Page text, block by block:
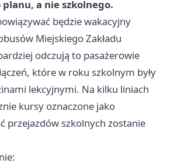
a nie szkolnego.
będzie wakacyjny
Miejskiego Zakładu
odczują to pasażerowie
które w roku szkolnym były
lekcyjnymi. Na kilku liniach
kursy oznaczone jako
przejazdów szkolnych zostanie